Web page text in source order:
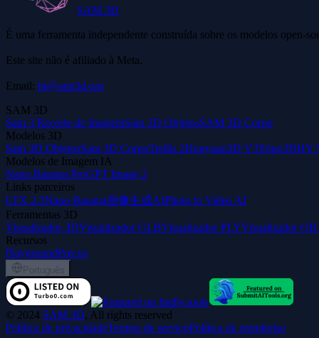
SAM 3D
É uma ferramenta independente construída sobre os modelos
Este site não é afiliado à Meta.
Email: hi@sam3d.org
SAM 3D
Sam 3 Recorte de ImagemSam 3D ObjetosSAM 3D Corpo
Modelos 3D
Sam 3D ObjetosSam 3D CorpoTrellis 2Hunyuan3D V3Tripo3DHY
Modelos de Imagem IA
Nano Banana ProGPT Image 2
Links parceiros
LTX 2.3Nano Banana画像生成AIPhoto to Video AI
Ferramentas 3D
Visualizador 3DVisualizador GLBVisualizador PLYVisualizador
Recursos
PlaygroundPreços
Português
© 2024 SAM 3D, All rights reserved
Política de privacidadeTermos de serviçoPolítica de reembolso